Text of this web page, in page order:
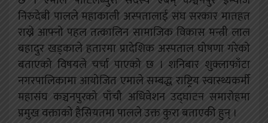
निरुदेबी पालले महाकाली अस्पतालाई संघ सरकार मातहत
राख्ने आफ्नो पहल तत्कालिन सामाजिक विकास मन्त्री लाल
बहादुर खड्काले हतारमा प्रादेशिक अस्पताल घोषणा गरेको
बताएको विषयले चर्चा पाएको छ । शनिबार शुक्लाफाँटा
नगरपालिकामा आयोजित एमाले सम्बद्ध राष्ट्रिय स्वास्थ्यकर्मी
महासंघ कञ्चनपुरको पाँचौ अधिवेशन उद्घाटन समारोहमा
प्रमुख वक्ताको हैसियतमा पालले उक्त कुरा बताएकी हुन् ।